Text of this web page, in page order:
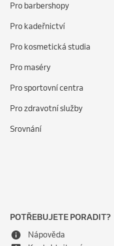
Pro barbershopy
Pro kadeřnictví
Pro kosmetická studia
Pro maséry
Pro sportovní centra
Pro zdravotní služby
Srovnání
POTŘEBUJETE PORADIT?
Nápověda